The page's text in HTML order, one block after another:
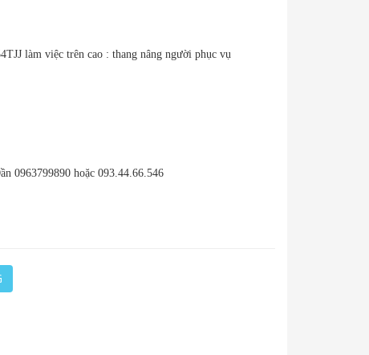
làm việc trên cao : thang nâng người phục vụ
0963799890 hoặc 093.44.66.546